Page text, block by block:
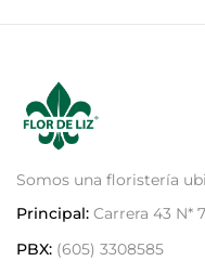
Somos una floristería
Principal: Carrera 43 N*
PBX: (605) 3308585